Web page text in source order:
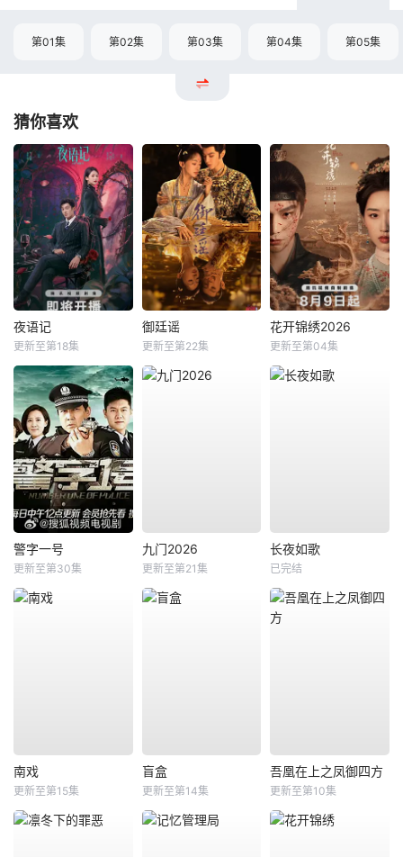
第01集 第02集 第03集 第04集 第05集
猜你喜欢
夜语记
更新至第18集
御廷谣
更新至第22集
花开锦绣2026
更新至第04集
警字一号
更新至第30集
九门2026
更新至第21集
长夜如歌
已完结
南戏
更新至第15集
盲盒
更新至第14集
吾凰在上之凤御四方
更新至第10集